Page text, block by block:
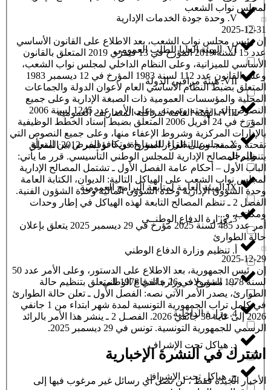
V. وحدة جودة الخدمات الإدارية
VI. الهيئة العليا للطلب العمومي
VII. هيئة مراقبي الدولة
VIII. الهيئة العامة لمراقبة المصاريف العمومية
X. مجلس النظراء للمساواة وتكافؤ الفرص بين المرأة
والرجل
IX.الهيئة العامة لمتابعة البرامج العمومية
3. وزارة الدفاع الوطنــي
أ. تنظيم وزارة الدفاع الوطني
ب. مشمولات وزارة الدفاع الوطني
4. وزارة الداخلية
د. هياكل تحت الإشراف
ج. هياكل تحت الإشراف
لمجلس نواب الشعب
2025-12-31
إن رئيس مجلس نواب الشعب، بعد الاطلاع على القانون الأساسي
عدد 15 لسنة 2019 المؤرخ في 13 فيفري 2019 المتعلق بالقانون
الأساسي للميزانية، وعلى النظام الداخلي لمجلس نواب الشعب،
وعلى القانون عدد 112 لسنة 1983 المؤرخ في 12 ديسمبر 1983
المتعلق بضبط النظام الأساسي العام لأعوان الدولة والجماعات
المحلية والمؤسسات العمومية ذات الصبغة الإدارية وعلى جميع
النصوص التي نقحته وتممته، وعلى الأمر عدد 1245 لسنة 2006
المؤرخ في 24 أفريل 2006 المتعلق بضبط إسناد الخطط الوظيفية
بالإدارات المركزية وشروط الإعفاء منها، وعلى جميع النصوص التي
نقحته وتممته، وعلى القرار المؤرخ في 6 نوفمبر 2012 المتعلق
بتنظيم المصالح الإدارية للمجلس الوطني التأسيسي. قرر ما يأتي:
الباب الأول – أحكام عامة الفصل الأول ـ تشتمل المصالح الإدارية
لمجلس نواب الشعب على الهياكل التالية: الديوان، الكتابة العامة
وحدة الشؤون الإدارية وحدة الشؤون المالية وحدة الشؤون الفنية.
الفصل 2 ـ تنظم المصالح التابعة لهذه الهياكل في إطار وحدات
ومكاتب، و...
أمر عدد 485 لسنة 2025 مؤرخ في 29 ديسمبر 2025 يتعلق بإعلان
حالة الطوارئ
2025-12-29
إن رئيس الجمهورية، بعد الاطلاع على الدستور، وعلى الأمر عدد 50
لسنة 1978 المؤرخ في 26 جانفي 1978 المتعلق بتنظيم حالة
الطوارئ، يصدر الأمر الآتي نصه: الفصل الأول ـ تعلن حالة الطوارئ
في كامل تراب الجمهورية التونسية لمدة شهر ابتداء من 1 جانفي
2026 إلى غاية 30 جانفي 2026. الفصـل 2 ـ ينشر هذا الأمر بالرائد
الرسمي للجمهورية التونسية. تونس في 29 ديسمبر 2025.
اشترك في النشرة الإخبارية
الأخبار الجيدة فقط ، لن تصل أي رسائل غير مرغوب فيها إلى